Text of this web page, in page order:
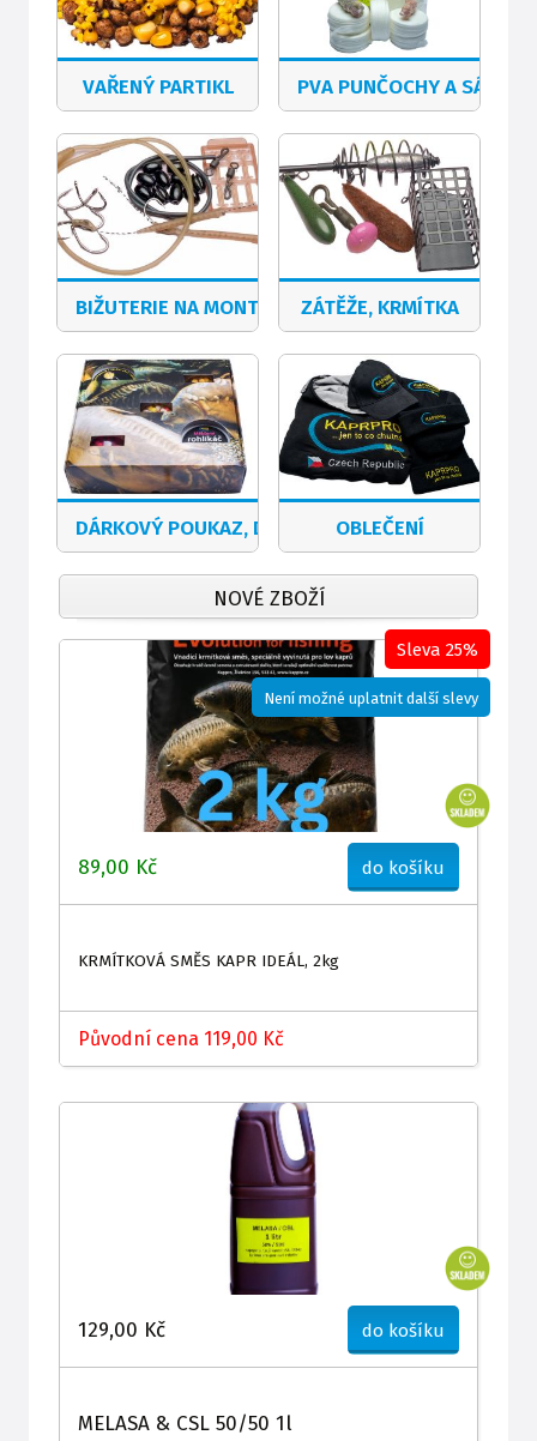
VAŘENÝ PARTIKL PVA PUNČOCHY A SÁČKY
BIŽUTERIE NA MONTÁŽE ZÁTĚŽE, KRMÍTKA
DÁRKOVÝ POUKAZ, DÁRKOVÁ KAZETA
OBLEČENÍ
NOVÉ ZBOŽÍ
89,00 Kč do košíku
KRMÍTKOVÁ SMĚS KAPR IDEÁL, 2kg
Původní cena 119,00 Kč
Sleva 25%
Není možné uplatnit další slevy
129,00 Kč do košíku
MELASA & CSL 50/50 1l